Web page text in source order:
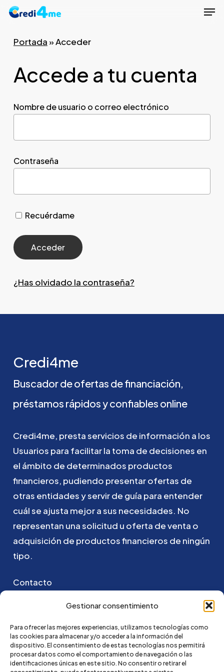
Gestionar consentimiento
Para ofrecer las mejores experiencias, utilizamos tecnologías como
las cookies para almacenar y/o acceder a la información del
dispositivo. El consentimiento de estas tecnologías nos permitirá
procesar datos como el comportamiento de navegación o las
identificaciones únicas en este sitio. No consentir o retirar el
Skip
mainPortada»Acceder
Accede a tu cuenta
Nombre de usuario o correo electrónico
Contraseña
Recuérdame
¿Has olvidado la contraseña?
Credi4me
Buscadordeofertas definanciación,
préstamos rápidosyconfiables online
Credi4me, prestaservicios de información a los
Usuarios para facilitarla toma de decisiones en
el ámbito de determinados productos
financieros, pudiendo presentarofertas de
otras entidadesyservirde guía para entender
cuálse ajusta mejorasus necesidades. No
representan unasolicitud u oferta deventa o
adquisición de productosfinancieros de ningún
tipo.
Contacto
Puedes ponerte en contacto con nosotros
hola@credi4me.com